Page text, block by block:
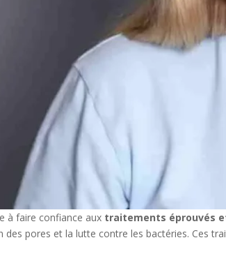
à faire confiance aux traitements éprouvés
des pores et la lutte contre les bactéries. Ces